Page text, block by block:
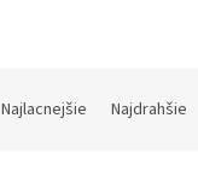
Najlacnejšie Najdrahšie